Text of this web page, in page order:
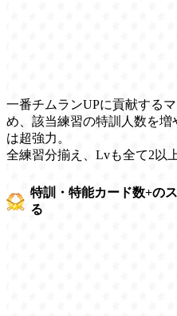
一番チムランUPに貢献する
め、該当練習の特訓人数を
は超強力。
全練習分揃え、Lvも全て2以
特訓・特能カード数+の
る